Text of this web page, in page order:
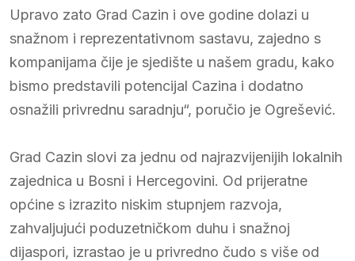
Upravo zato Grad Cazin i ove godine dolazi u
snažnom i reprezentativnom sastavu, zajedno s
kompanijama čije je sjedište u našem gradu, kako
bismo predstavili potencijal Cazina i dodatno
osnažili privrednu saradnju“, poručio je Ogrešević.
Grad Cazin slovi za jednu od najrazvijenijih lokalnih
zajednica u Bosni i Hercegovini. Od prijeratne
općine s izrazito niskim stupnjem razvoja,
zahvaljujući poduzetničkom duhu i snažnoj
dijaspori, izrastao je u privredno čudo s više od